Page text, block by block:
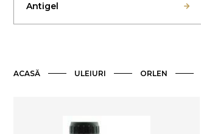
Antigel
ACASĂ ULEIURI ORLEN